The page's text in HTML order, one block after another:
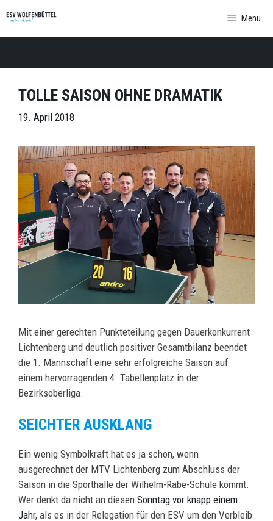
Inhalt
springen
Menü
TOLLE SAISON OHNE DRAMATIK
19. April 2018
Mit einer gerechten Punkteteilung gegen Dauerkonkurrent
Lichtenberg und deutlich positiver Gesamtbilanz beendet
die 1. Mannschaft eine sehr erfolgreiche Saison auf
einem hervorragenden 4. Tabellenplatz in der
Bezirksoberliga.
SEICHTER AUSKLANG
Ein wenig Symbolkraft hat es ja schon, wenn
ausgerechnet der MTV Lichtenberg zum Abschluss der
Saison in die Sporthalle der Wilhelm-Rabe-Schule kommt.
Wer denkt da nicht an diesen Sonntag vor knapp einem
Jahr, als es in der Relegation für den ESV um den Verbleib